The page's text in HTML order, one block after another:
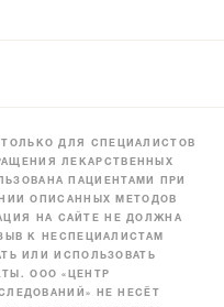
ДЛЯ СПЕЦИАЛИСТОВ
ЛЕКАРСТВЕННЫХ
ПАЦИЕНТАМИ ПРИ
ОПИСАННЫХ МЕТОДОВ
НА САЙТЕ НЕ ДОЛЖНА
К НЕСПЕЦИАЛИСТАМ
ИЛИ ИСПОЛЬЗОВАТЬ
ООО «ЦЕНТР
НЕ НЕСЁТ